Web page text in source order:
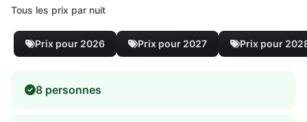
Tous les prix par nuit
Prix pour 2026 Prix pour 2027 Prix pour
8 personnes